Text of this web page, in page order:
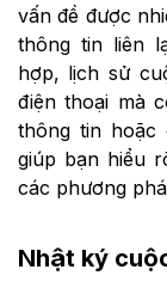
vấn đề được
thông tin liên
hợp, lịch sử
điện thoại mà
thông tin hoặc
giúp bạn hiểu
các phương
Nhật ký